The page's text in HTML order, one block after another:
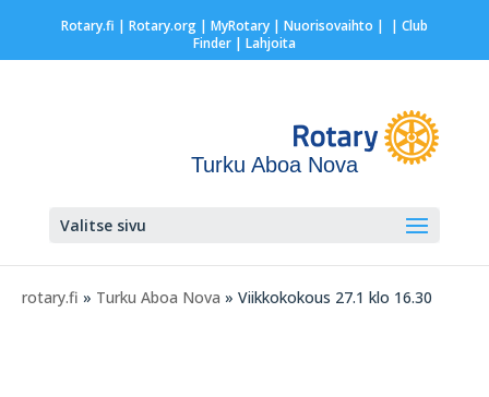
Rotary.fi | Rotary.org| MyRotary | Nuorisovaihto | | Club
Finder| Lahjoita
Turku Aboa Nova
Valitse sivu
rotary.fi » Turku Aboa Nova » Viikkokokous 27.1 klo 16.30